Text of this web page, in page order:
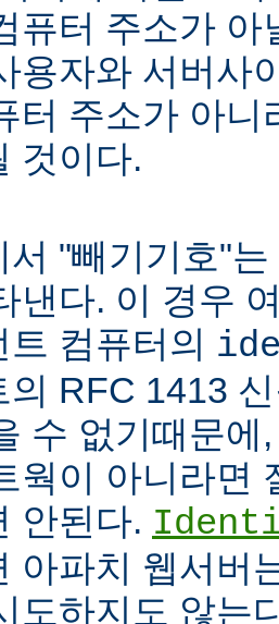
퓨터 주소가 아
용자와 서버사
터 주소가 아니
것이다.
서 "빼기기호"
낸다. 이 경우
트 컴퓨터의
의 RFC 1413
수 없기때문에
웍이 아니라면
안된다.
아파치 웹서버
도하지도 않는